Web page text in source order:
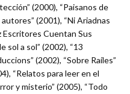
(2000), “Paisanos de
(2001), “Ni Ariadnas
Escritores Cuentan Sus
sol a sol” (2002), “13
(2002), “Sobre Raíles”
“Relatos para leer en el
y misterio” (2005), “Todo